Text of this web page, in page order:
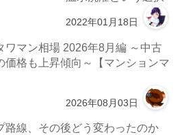
2022年01月18日
ワマン相場 2026年8月編 ～中古
価格も上昇傾向～【マンションマ
2026年08月03日
路線、その後どう変わったのか